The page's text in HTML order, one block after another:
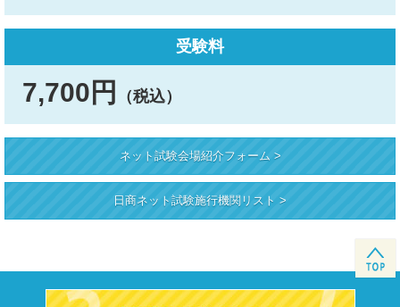
受験料
7,700円 （税込）
ネット試験会場紹介フォーム >
日商ネット試験施行機関リスト >